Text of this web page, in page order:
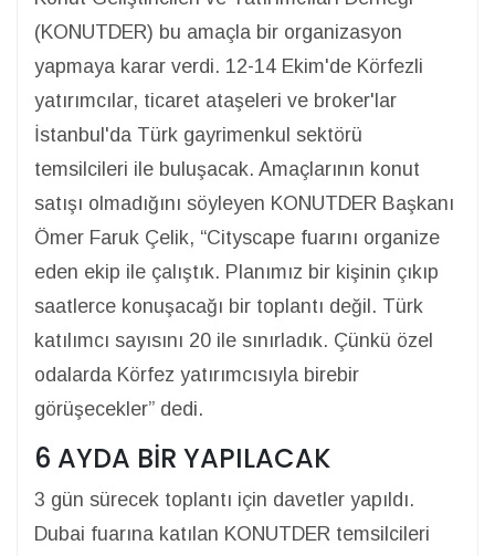
(KONUTDER) bu amaçla bir organizasyon
yapmaya karar verdi. 12-14 Ekim'de Körfezli
yatırımcılar, ticaret ataşeleri ve broker'lar
İstanbul'da Türk gayrimenkul sektörü
temsilcileri ile buluşacak. Amaçlarının konut
satışı olmadığını söyleyen KONUTDER Başkanı
Ömer Faruk Çelik, “Cityscape fuarını organize
eden ekip ile çalıştık. Planımız bir kişinin çıkıp
saatlerce konuşacağı bir toplantı değil. Türk
katılımcı sayısını 20 ile sınırladık. Çünkü özel
odalarda Körfez yatırımcısıyla birebir
görüşecekler” dedi.
6 AYDA BİR YAPILACAK
3 gün sürecek toplantı için davetler yapıldı.
Dubai fuarına katılan KONUTDER temsilcileri